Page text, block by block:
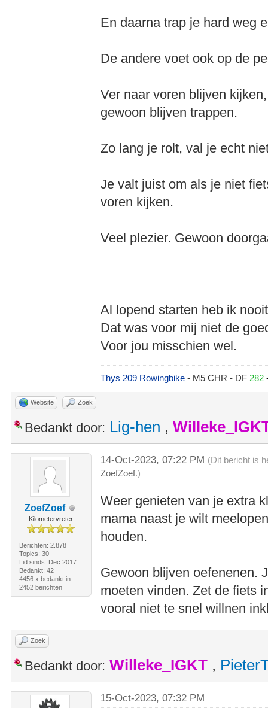
En daarna trap je hard weg
De andere voet ook op de
Ver naar voren blijven
gewoon blijven trappen.
Zo lang je rolt, val je echt
Je valt juist om als je niet
voren kijken.
Veel plezier. Gewoon
Al lopend starten heb ik
Dat was voor mij niet de
Voor jou misschien wel.
Thys 209 Rowingbike- M5 CHR - DF 282
Website Zoek
Bedankt door: Lig-hen ,
ZoefZoef
Kilometervreter
Berichten: 2.878
Topics: 30
Lid sinds: Dec 2017
Bedankt: 42
4456 x bedankt in
2452 berichten
14-Oct-2023, 07:22 PM (Dit bericht is
ZoefZoef.)
Weer genieten van je extra
mama naast je wilt
houden.
Gewoon blijven oefenenen.
moeten vinden. Zet de fiets
vooral niet te snel willnen
Zoek
Bedankt door: Willeke_IGKT ,
15-Oct-2023, 07:32 PM